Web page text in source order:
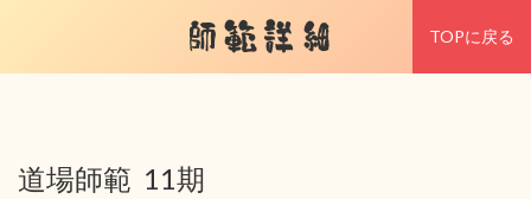
師範詳細 TOPに戻る
道場師範 11期